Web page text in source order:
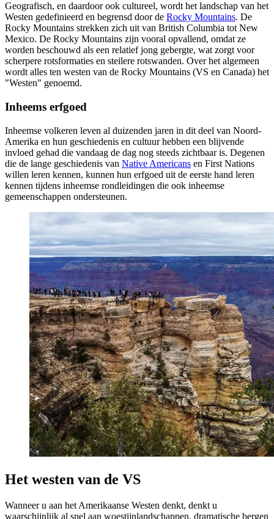
Geografisch, en daardoor ook cultureel, wordt het landschap van het
Westen gedefinieerd en begrensd door de Rocky Mountains. De
Rocky Mountains strekken zich uit van British Columbia tot New
Mexico. De Rocky Mountains zijn vooral opvallend, omdat ze
worden beschouwd als een relatief jong gebergte, wat zorgt voor
scherpere rotsformaties en steilere rotswanden. Over het algemeen
wordt alles ten westen van de Rocky Mountains (VS en Canada) het
"Westen" genoemd.
Inheems erfgoed
Inheemse volkeren leven al duizenden jaren in dit deel van Noord-
Amerika en hun geschiedenis en cultuur hebben een blijvende
invloed gehad die vandaag de dag nog steeds zichtbaar is. Degenen
die de lange geschiedenis van Native Americans en First Nations
willen leren kennen, kunnen hun erfgoed uit de eerste hand leren
kennen tijdens inheemse rondleidingen die ook inheemse
gemeenschappen ondersteunen.
Het westen van de VS
Wanneer u aan het Amerikaanse Westen denkt, denkt u
waarschijnlijk al snel aan woestijnlandschappen, dramatische bergen